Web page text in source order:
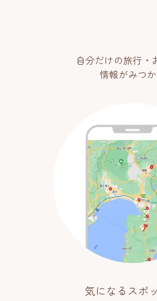
自分だけの旅行・
情報がみつか
気になるスポ